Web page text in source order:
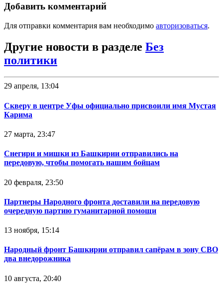
Добавить комментарий
Для отправки комментария вам необходимо авторизоваться.
Другие новости в разделе Без
политики
29 апреля, 13:04
Скверу в центре Уфы официально присвоили имя Мустая
Карима
27 марта, 23:47
Снегири и мишки из Башкирии отправились на
передовую, чтобы помогать нашим бойцам
20 февраля, 23:50
Партнеры Народного фронта доставили на передовую
очередную партию гуманитарной помощи
13 ноября, 15:14
Народный фронт Башкирии отправил сапёрам в зону СВО
два внедорожника
10 августа, 20:40